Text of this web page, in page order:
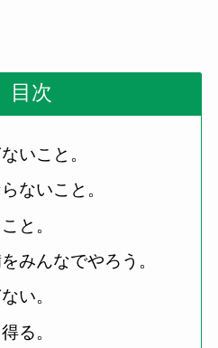
目次
いこと。
ないこと。
と。
みんなでやろう。
い。
る。